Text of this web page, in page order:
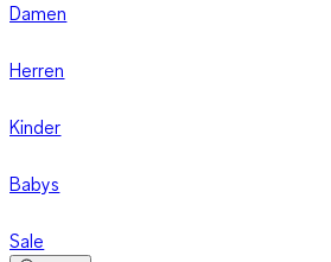
Damen
Herren
Kinder
Babys
Sale